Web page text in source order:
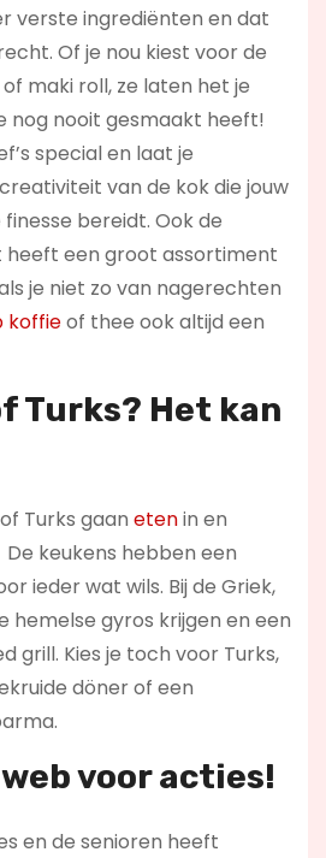
verste ingrediënten en dat
Of je nou kiest voor de
maki roll, ze laten het je
nog nooit gesmaakt heeft!
special en laat je
van de kok die jouw
bereidt. Ook de
een groot assortiment
je niet zo van nagerechten
koffieof thee ook altijd een
Turks? Het kan
Turks gaan etenin en
keukens hebben een
ieder wat wils. Bij de Griek,
hemelse gyros krijgen en een
grill. Kies je toch voor Turks,
döner of een
voor acties!
en de senioren heeft